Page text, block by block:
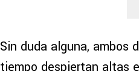
Sin duda alguna, ambos
tiempo despiertan altas